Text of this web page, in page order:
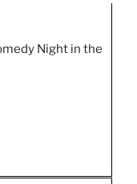
Night in the